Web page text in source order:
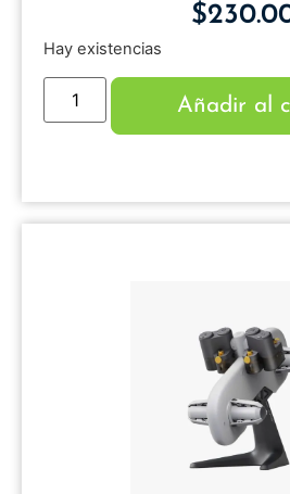
$
Hay existencias
Añadir al